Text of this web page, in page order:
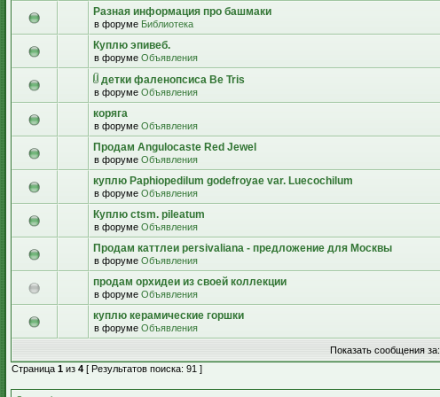
Разная информация про башмаки
в форуме Библиотека
Куплю эпивеб.
в форуме Объявления
детки фаленопсиса Be Tris
в форуме Объявления
коряга
в форуме Объявления
Продам Angulocaste Red Jewel
в форуме Объявления
куплю Paphiopedilum godefroyae var. Luecochilum
в форуме Объявления
Куплю ctsm. pileatum
в форуме Объявления
Продам каттлеи persivaliana - предложение для Москвы
в форуме Объявления
продам орхидеи из своей коллекции
в форуме Объявления
куплю керамические горшки
в форуме Объявления
Показать сообщения за:
Страница 1 из 4 [ Результатов поиска: 91 ]